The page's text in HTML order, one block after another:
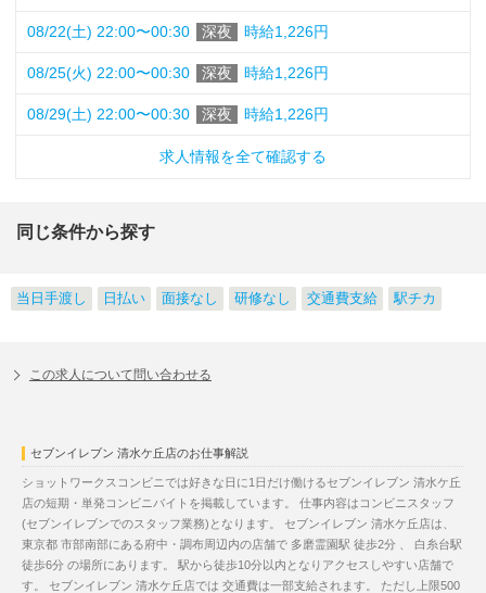
08/22(土) 22:00〜00:30 深夜 時給1,226円
08/25(火) 22:00〜00:30 深夜 時給1,226円
08/29(土) 22:00〜00:30 深夜 時給1,226円
求人情報を全て確認する
同じ条件から探す
当日手渡し 日払い 面接なし 研修なし 交通費支給 駅チカ
この求人について問い合わせる
セブンイレブン 清水ケ丘店のお仕事解説
ショットワークスコンビニでは好きな日に1日だけ働けるセブンイレブン 清水ケ丘
店の短期・単発コンビニバイトを掲載しています。 仕事内容はコンビニスタッフ
(セブンイレブンでのスタッフ業務)となります。 セブンイレブン 清水ケ丘店は、
東京都 市部南部にある府中・調布周辺内の店舗で 多磨霊園駅 徒歩2分 、 白糸台駅
徒歩6分 の場所にあります。 駅から徒歩10分以内となりアクセスしやすい店舗で
す。 セブンイレブン 清水ケ丘店では 交通費は一部支給されます。 ただし上限500